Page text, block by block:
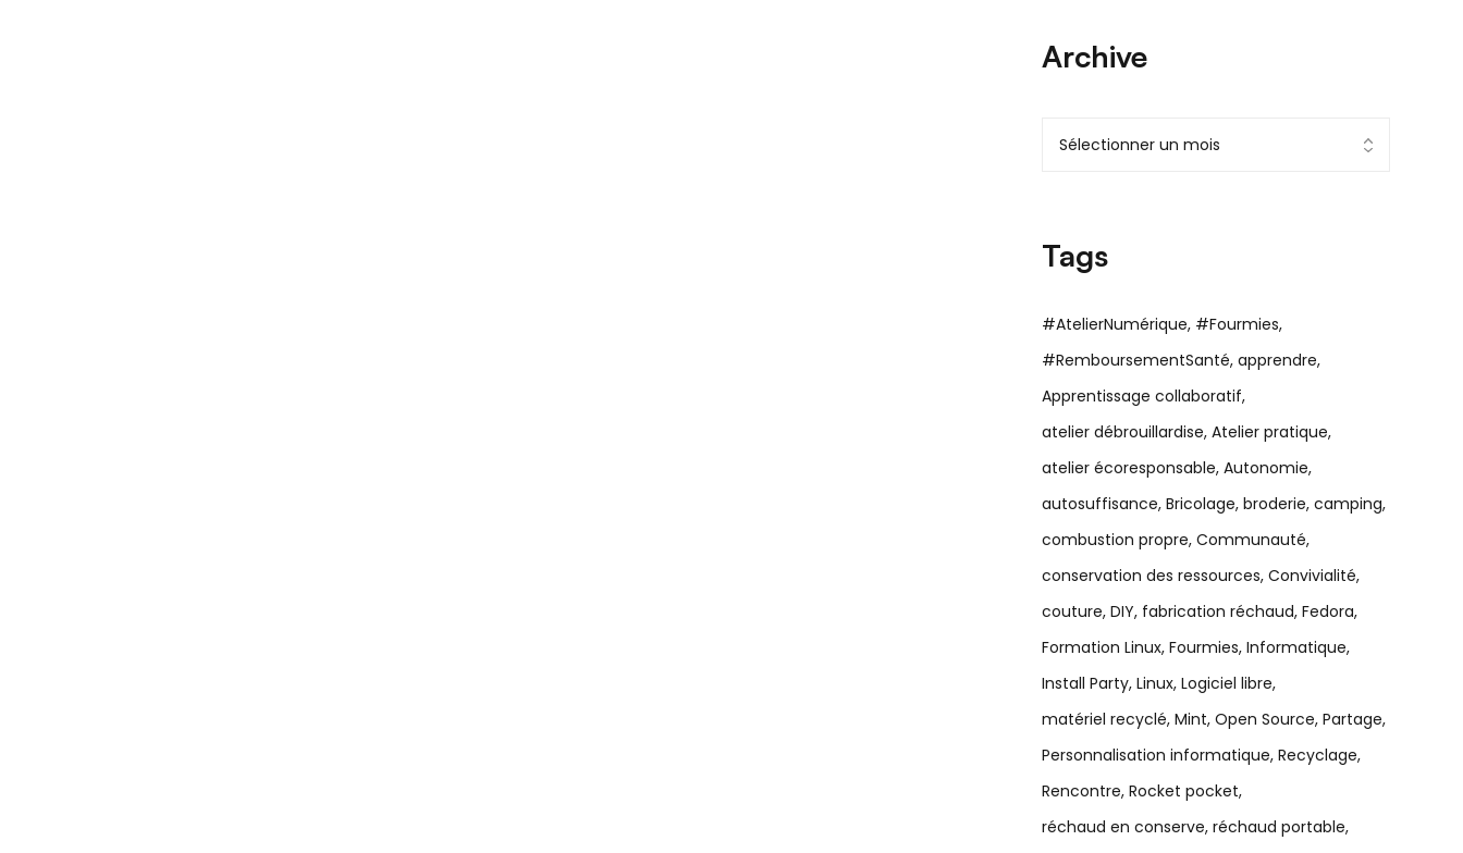
Archive
Tags
#AtelierNumérique #Fourmies
#RemboursementSanté apprendre
Apprentissage collaboratif
atelier débrouillardise Atelier pratique
atelier écoresponsable Autonomie
autosuffisance Bricolage broderie camping
combustion propre Communauté
conservation des ressources Convivialité
couture DIY fabrication réchaud Fedora
Formation Linux Fourmies Informatique
Install Party Linux Logiciel libre
matériel recyclé Mint Open Source Partage
Personnalisation informatique Recyclage
Rencontre Rocket pocket
réchaud en conserve réchaud portable